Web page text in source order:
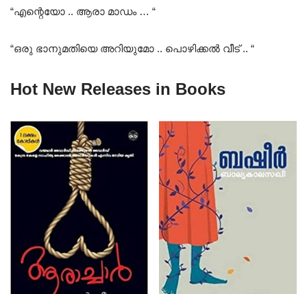
“എന്റെയോ .. ആരാ മാഡം … “
“ഒരു ഭാനുമതിയെ അറിയുമോ .. പൊഴിക്കൽ വീട് .. “
Hot New Releases in Books